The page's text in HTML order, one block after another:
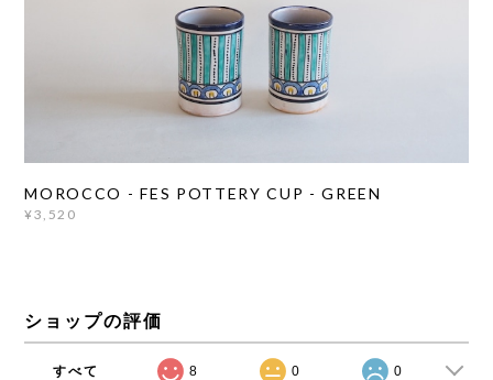
MOROCCO - FES POTTERY CUP - GREEN
¥3,520
ショップの評価
すべて 8 0 0